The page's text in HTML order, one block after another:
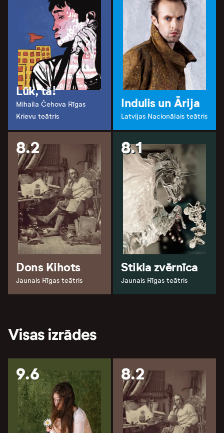
Lūk, tā!
Mihaila Čehova Rīgas
Krievu teātris
Indulis un Ārija
Latvijas Nacionālais teātris
8.2
Dons Kihots
Jaunais Rīgas teātris
8.1
Stikla zvērnīca
Jaunais Rīgas teātris
Visas izrādes
9.6 8.2